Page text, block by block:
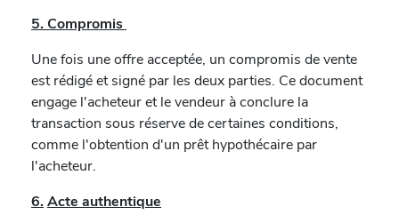
5. Compromis
Une fois une offre acceptée, un compromis de vente
est rédigé et signé par les deux parties. Ce document
engage l'acheteur et le vendeur à conclure la
transaction sous réserve de certaines conditions,
comme l'obtention d'un prêt hypothécaire par
l'acheteur.
6.Acte authentique